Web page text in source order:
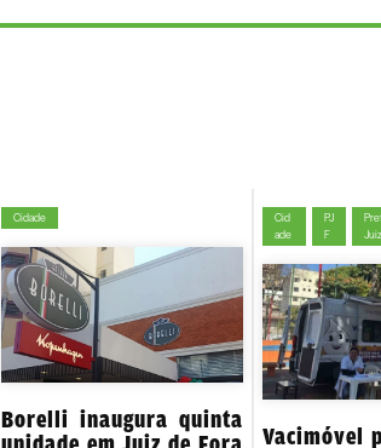
Cidade
Borelli inaugura quinta
Cid
ade
PJ
F
Vacimóvel